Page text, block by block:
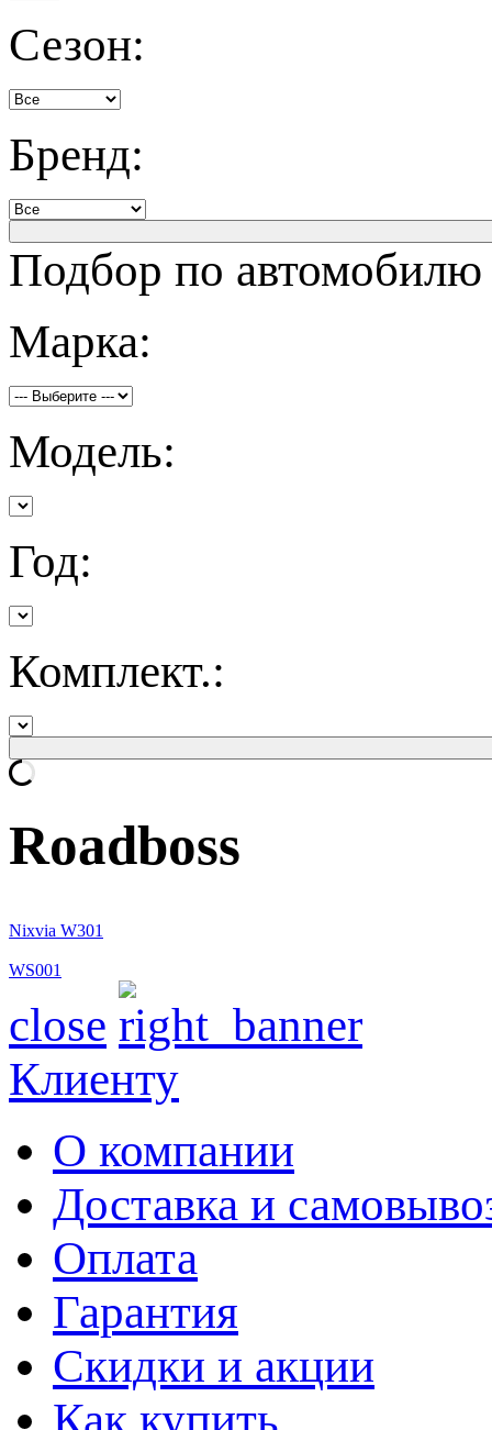
Сезон:
Бренд:
Подбор по автомобилю
Марка:
Модель:
Год:
Комплект.:
Roadboss
Nixvia W301
WS001
close
Клиенту
О компании
Доставка и
Оплата
Гарантия
Скидки и акции
Как купить